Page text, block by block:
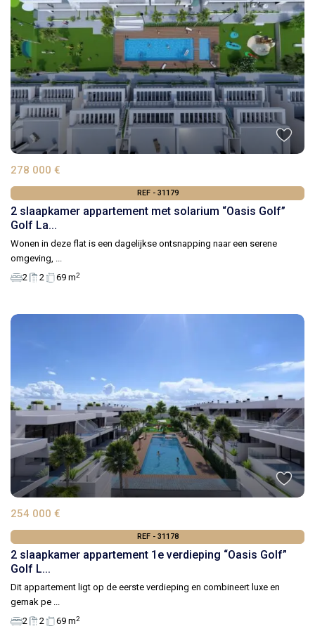
278 000 €
REF - 31179
2 slaapkamer appartement met solarium “Oasis Golf”
Golf La...
Wonen in deze flat is een dagelijkse ontsnapping naar een serene
omgeving, ...
2
2 69 m2
254 000 €
REF - 31178
2 slaapkamer appartement 1e verdieping “Oasis Golf”
Golf L...
Dit appartement ligt op de eerste verdieping en combineert luxe en
gemak pe ...
2
2 69 m2